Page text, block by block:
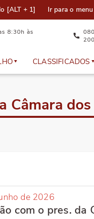
[ALT + 1] Ir para o
8:30h às
e Câmaras
da Qualidade do
CLASSIFICADOS
Cadastre
Câmara
de 2026
com o pres. da